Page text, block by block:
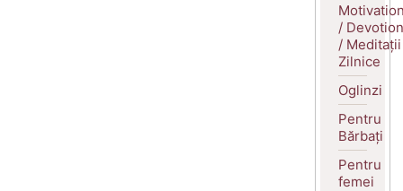
/
/ Meditații
Zilnice
Oglinzi
Pentru
Bărbați
Pentru
femei